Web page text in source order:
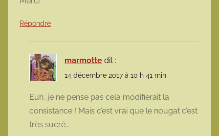
Répondre
marmotte dit :
14 décembre 2017 à 10 h 41 min
Euh, je ne pense pas cela modifierait la
consistance ! Mais c’est vrai que le nougat c’est
très sucré…